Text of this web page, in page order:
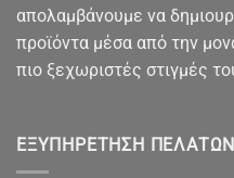
απολαμβάνουμε να
προϊόντα μέσα από την
πιο ξεχωριστές στιγμές
ΕΞΥΠΗΡΈΤΗΣΗ ΠΕΛΑΤΏΝ